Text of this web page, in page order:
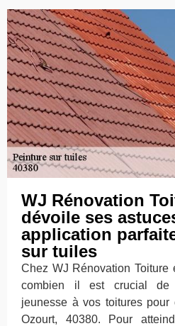
WJ Rénovation
dévoile ses
application
sur tuiles
Chez WJ Rénovation Toiture
combien il est crucial de
jeunesse à vos toitures pour
Ozourt, 40380. Pour